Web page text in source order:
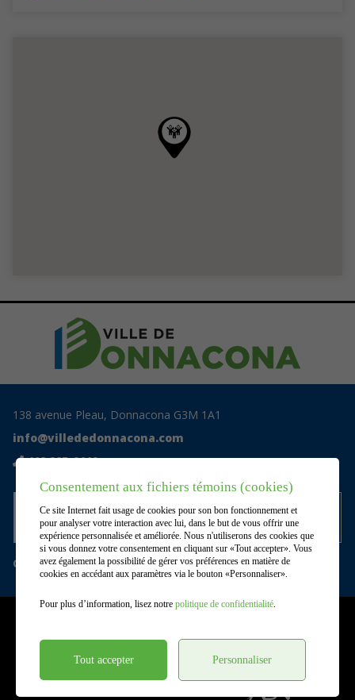
Consentement aux fichiers témoins (cookies)
Ce site Internet fait usage de cookies pour son bon fonctionnement et
pour analyser votre interaction avec lui, dans le but de vous offrir une
expérience personnalisée et améliorée. Nous n'utiliserons des cookies que
si vous donnez votre consentement en cliquant sur «Tout accepter». Vous
avez également la possibilité de gérer vos préférences en matière de
cookies en accédant aux paramètres via le bouton «Personnaliser».
Pour plus d’information, lisez notre politique de confidentialité.
Tout accepter Personnaliser
138 avenue Pleau, Donnacona G3M 1A1
info@villededonnacona.com
418 285-0110
Accédez au centre documentaire
privé
Gérer mes témoins (cookies)